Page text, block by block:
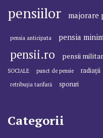
pensiilor
majorare
pensia anticipata pensia
pensii.ro pensii
SOCIALE
punct de pensie radiații
retribuția tarifară
sporuri
Categorii